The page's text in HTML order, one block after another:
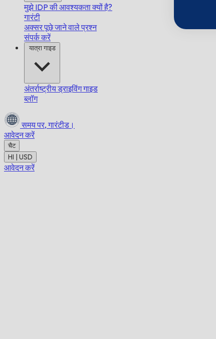
मुझे IDP की आवश्यकता क्यों है?
गारंटी
अक्सर पूछे जाने वाले प्रश्न
संपर्क करें
यात्रा गाइड
अंतर्राष्ट्रीय ड्राइविंग गाइड
ब्लॉग
समय पर, गारंटीड।
आवेदन करें
चैट
HI | USD
आवेदन करें